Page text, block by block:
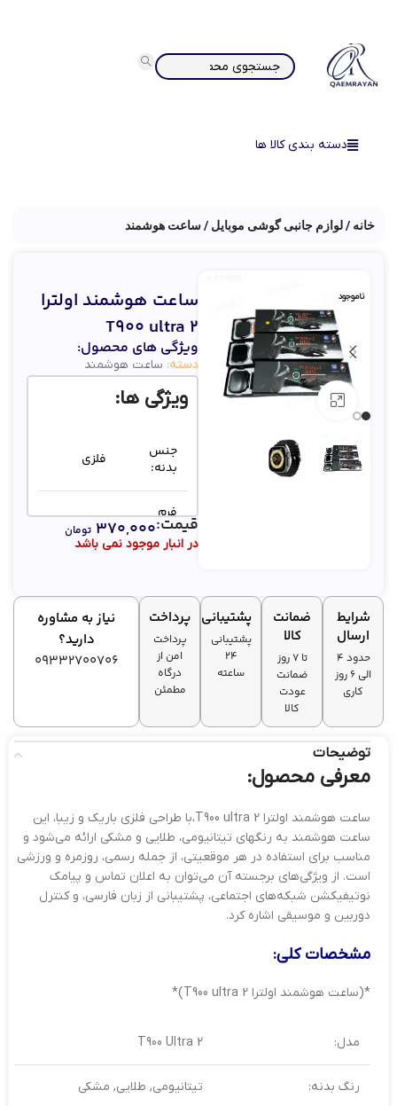
دسته بندی کالا ها
خانه لوازم جانبی گوشی موبایل ساعت هوشمند
ناموجود
بزرگنمایی تصویر
ساعت هوشمند اولترا
T900 ultra 2
ویژگی های محصول:
دسته: ساعت هوشمند
ویژگی ها:
جنس
بدنه:
فلزی
فرم
صفحه
نمایش:
مستطیل
باتری:
آمپر ساعت
در انبار موجود نمی باشد
قیمت:۳۷۰,۰۰۰ تومان
شرایط
ارسال
حدود 4
الی 6 روز
کاری
ضمانت
کالا
تا ۷ روز
ضمانت
عودت
کالا
پشتیبانی
پشتیبانی
۲۴
ساعته
پرداخت
پرداخت
امن از
درگاه
مطمئن
نیاز به مشاوره
دارید؟
09332700706
توضیحات
معرفی محصول:
ساعت هوشمند اولترا T900 ultra 2،با طراحی فلزی باریک و زیبا، این
ساعت هوشمند به رنگهای تیتانیومی، طلایی و مشکی ارائه می‌شود و
مناسب برای استفاده در هر موقعیتی، از جمله رسمی، روزمره و ورزشی
است. از ویژگی‌های برجسته آن می‌توان به اعلان تماس و پیامک
نوتیفیکشن شبکه‌های اجتماعی، پشتیبانی از زبان فارسی، و کنترل
دوربین و موسیقی اشاره کرد.
مشخصات کلی:
*(ساعت هوشمند اولترا T900 ultra 2)*
مدل: T900 Ultra 2
رنگ بدنه: تیتانیومی, طلایی, مشکی